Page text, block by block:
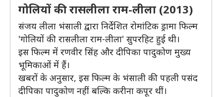
गोलियों की रासलीला राम-लीला (2013)
संजय लीला भंसाली द्वारा निर्देशित रोमांटिक ड्रामा फिल्म
'गोलियों की रासलीला राम-लीला' सुपरहिट हुई थी।
इस फिल्म में रणवीर सिंह और दीपिका पादुकोण मुख्य
भूमिकाओं में हैं।
खबरों के अनुसार, इस फिल्म के भंसाली की पहली पसंद
दीपिका पादुकोण नहीं बल्कि करीना कपूर थीं।